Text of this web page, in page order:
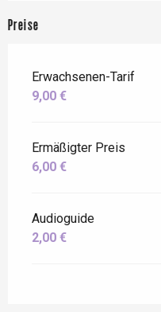
Preise
Erwachsenen-Tarif
9,00 €
Ermäßigter Preis
6,00 €
Audioguide
2,00 €